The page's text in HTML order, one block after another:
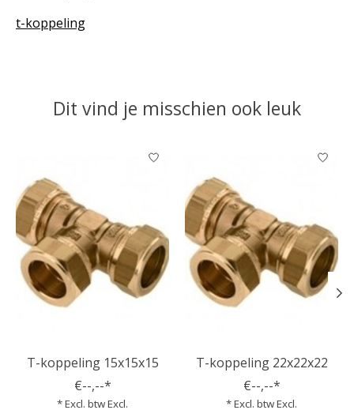
t-koppeling
Dit vind je misschien ook leuk
Items van productcarrousel
T-koppeling 15x15x15
€--,--*
* Excl. btw Excl.
T-koppeling 22x22x22
€--,--*
* Excl. btw Excl.